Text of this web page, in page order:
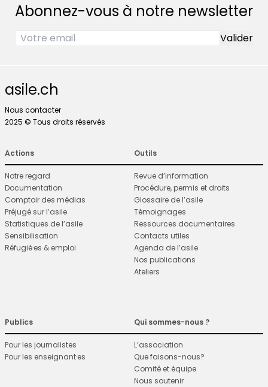
Abonnez-vous à notre newsletter
asile.ch
Nous contacter
2025 © Tous droits réservés
Actions
Notre regard
Documentation
Comptoir des médias
Préjugé sur l’asile
Statistiques de l’asile
Sensibilisation
Réfugié·es & emploi
Outils
Revue d’information
Procédure, permis et droits
Glossaire de l’asile
Témoignages
Ressources documentaires
Contacts utiles
Agenda de l’asile
Nos publications
Ateliers
Publics
Pour les journalistes
Pour les enseignant·es
Qui sommes-nous ?
L’association
Que faisons-nous?
Comité et équipe
Nous soutenir